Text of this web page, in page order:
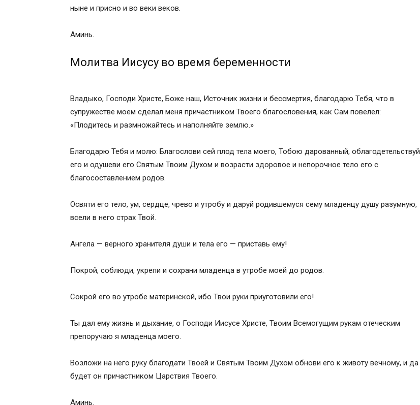
ныне и присно и во веки веков.
Аминь.
Молитва Иисусу во время беременности
Владыко, Господи Христе, Боже наш, Источник жизни и бессмертия, благодарю Тебя, что в
супружестве моем сделал меня причастником Твоего благословения, как Сам повелел:
«Плодитесь и размножайтесь и наполняйте землю.»
Благодарю Тебя и молю: Благослови сей плод тела моего, Тобою дарованный, облагодетельствуй
его и одушеви его Святым Твоим Духом и возрасти здоровое и непорочное тело его с
благосоставлением родов.
Освяти его тело, ум, сердце, чрево и утробу и даруй родившемуся сему младенцу душу разумную,
всели в него страх Твой.
Ангела — верного хранителя души и тела его — приставь ему!
Покрой, соблюди, укрепи и сохрани младенца в утробе моей до родов.
Сокрой его во утробе материнской, ибо Твои руки приуготовили его!
Ты дал ему жизнь и дыхание, о Господи Иисусе Христе, Твоим Всемогущим рукам отеческим
препоручаю я младенца моего.
Возложи на него руку благодати Твоей и Святым Твоим Духом обнови его к животу вечному, и да
будет он причастником Царствия Твоего.
Аминь.